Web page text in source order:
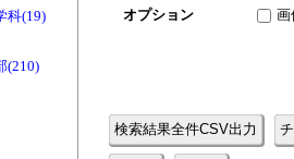
科(19)
(210)
オプション
画
検索結果全件CSV出力